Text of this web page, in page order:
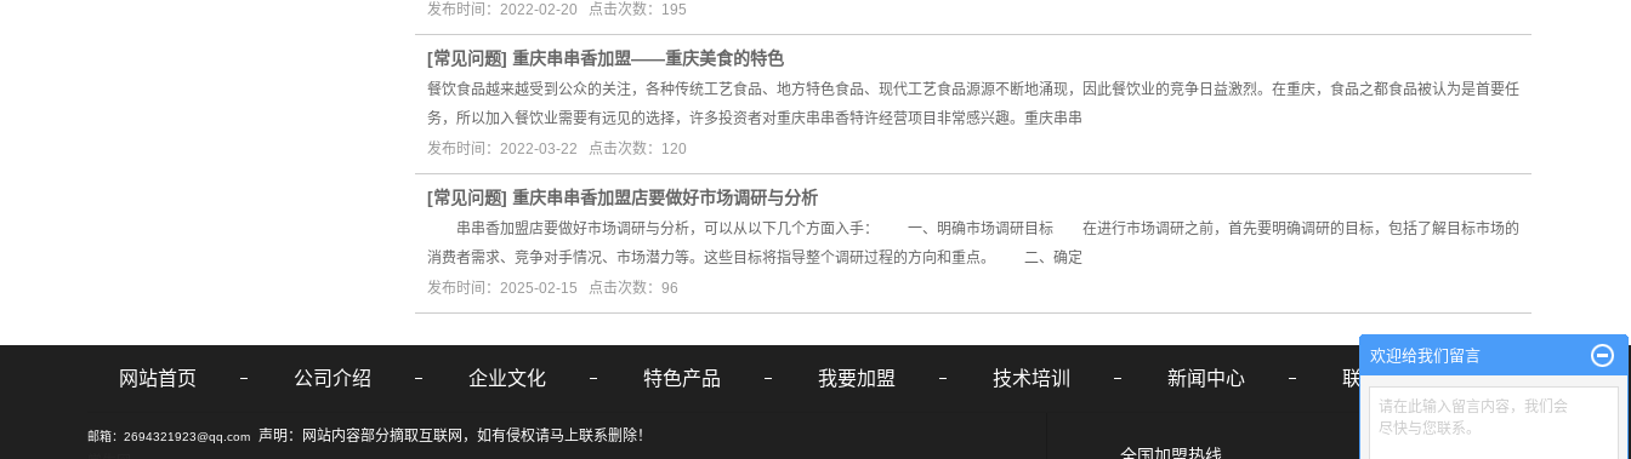
发布时间：2022-02-20 点击次数：195
[常见问题] 重庆串串香加盟——重庆美食的特色
餐饮食品越来越受到公众的关注，各种传统工艺食品、地方特色食品、现代工艺食品源源不断地涌现，因此餐饮业的竞争日益激烈。在重庆，食品之都食品被认为是首要任
务，所以加入餐饮业需要有远见的选择，许多投资者对重庆串串香特许经营项目非常感兴趣。重庆串串
发布时间：2022-03-22 点击次数：120
[常见问题] 重庆串串香加盟店要做好市场调研与分析
串串香加盟店要做好市场调研与分析，可以从以下几个方面入手： 一、明确市场调研目标 在进行市场调研之前，首先要明确调研的目标，包括了解目标市场的
消费者需求、竞争对手情况、市场潜力等。这些目标将指导整个调研过程的方向和重点。 二、确定
发布时间：2025-02-15 点击次数：96
网站首页 公司介绍 企业文化 特色产品 我要加盟 技术培训 新闻中心 联系我们
邮箱：2694321923@qq.com
声明：网站内容部分摘取互联网，如有侵权请马上联系删除！
欢迎给我们留言
请在此输入留言内容，我们会
尽快与您联系。